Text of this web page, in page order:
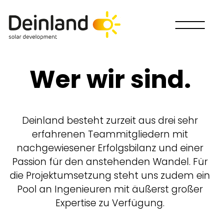
Wer wir sind.
Deinland besteht zurzeit aus drei sehr
erfahrenen Teammitgliedern mit
nachgewiesener Erfolgsbilanz und einer
Passion für den anstehenden Wandel. Für
die Projektumsetzung steht uns zudem ein
Pool an Ingenieuren mit äußerst großer
Expertise zu Verfügung.